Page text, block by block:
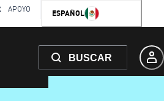
APOYO ESPAÑOL
BUSCAR